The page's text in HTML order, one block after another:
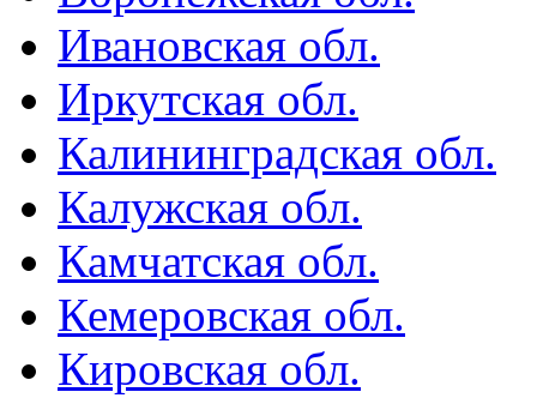
Ивановская обл.
Иркутская обл.
Калининградская обл.
Калужская обл.
Камчатская обл.
Кемеровская обл.
Кировская обл.